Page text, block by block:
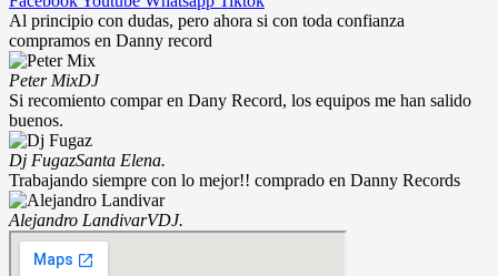
Al principio con dudas, pero ahora si con toda confianza
compramos en Danny record
Peter MixDJ
Si recomiento compar en Dany Record, los equipos me han salido
buenos.
Dj FugazSanta Elena.
Trabajando siempre con lo mejor!! comprado en Danny Records
Alejandro LandivarVDJ.